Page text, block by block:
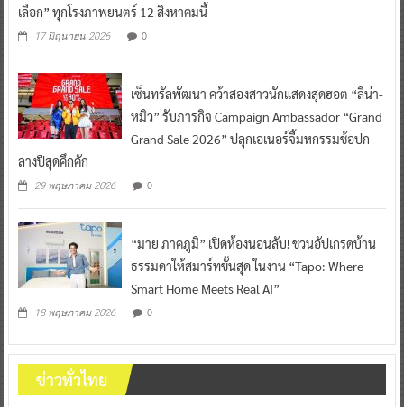
เลือก” ทุกโรงภาพยนตร์ 12 สิงหาคมนี้
17 มิถุนายน 2026 0
เซ็นทรัลพัฒนา คว้าสองสาวนักแสดงสุดฮอต “ลีน่า-
หมิว” รับภารกิจ Campaign Ambassador “Grand
Grand Sale 2026” ปลุกเอเนอร์จี้มหกรรมช้อปก
ลางปีสุดคึกคัก
29 พฤษภาคม 2026 0
“มาย ภาคภูมิ” เปิดห้องนอนลับ! ชวนอัปเกรดบ้าน
ธรรมดาให้สมาร์ทขั้นสุด ในงาน “Tapo: Where
Smart Home Meets Real AI”
18 พฤษภาคม 2026 0
ข่าวทั่วไทย